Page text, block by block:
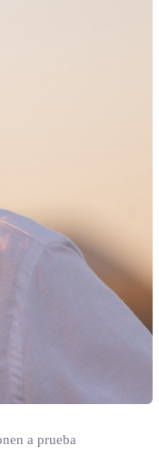
a prueba